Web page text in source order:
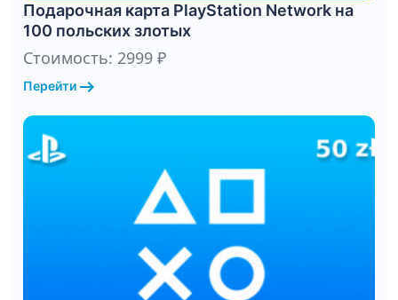
Подарочная карта PlayStation Network на
100 польских злотых
Стоимость: 2999 ₽
Перейти arrow_right_alt